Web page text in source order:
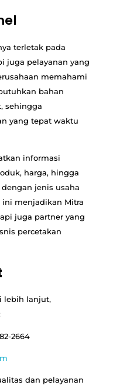
terletak pada
juga pelayanan yang
memahami
bahan
sehingga
yang tepat waktu
informasi
harga, hingga
jenis usaha
menjadikan Mitra
juga partner yang
percetakan
lebih lanjut,
2664
dan pelayanan